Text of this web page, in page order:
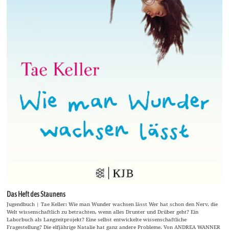
Das Heft des Staunens
Jugendbuch | Tae Keller: Wie man Wunder wachsen lässt Wer hat schon den Nerv, die
Welt wissenschaftlich zu betrachten, wenn alles Drunter und Drüber geht? Ein
Laborbuch als Langzeitprojekt? Eine selbst entwickelte wissenschaftliche
Fragestellung? Die elfjährige Natalie hat ganz andere Probleme. Von ANDREA WANNER